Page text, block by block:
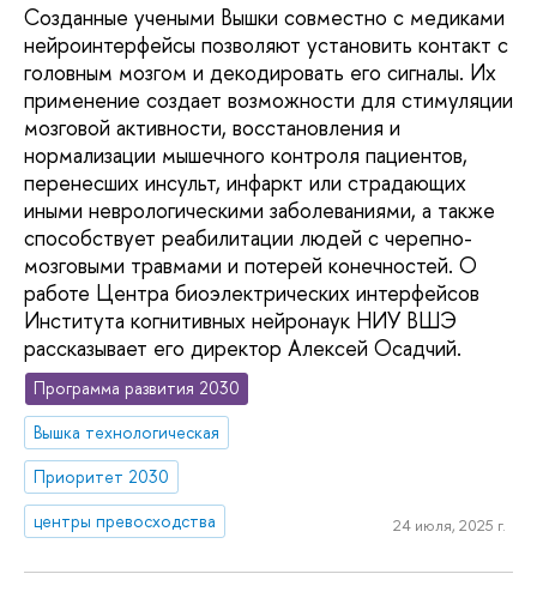
Созданные учеными Вышки совместно с медиками
нейроинтерфейсы позволяют установить контакт с
головным мозгом и декодировать его сигналы. Их
применение создает возможности для стимуляции
мозговой активности, восстановления и
нормализации мышечного контроля пациентов,
перенесших инсульт, инфаркт или страдающих
иными неврологическими заболеваниями, а также
способствует реабилитации людей с черепно-
мозговыми травмами и потерей конечностей. О
работе Центра биоэлектрических интерфейсов
Института когнитивных нейронаук НИУ ВШЭ
рассказывает его директор Алексей Осадчий.
Программа развития 2030
Вышка технологическая
Приоритет 2030
центры превосходства
24 июля, 2025 г.